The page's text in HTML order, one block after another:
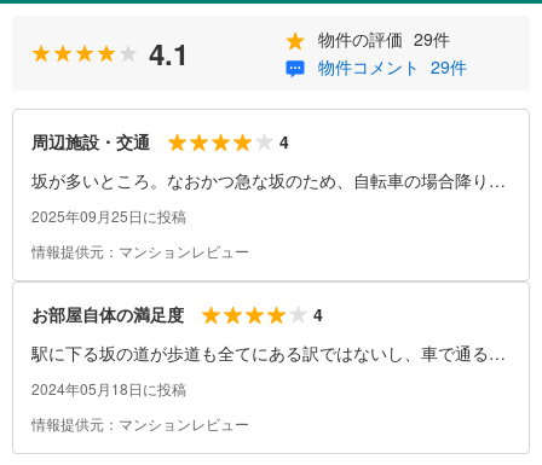
4.1 物件の評価 29件
物件コメント 29件
周辺施設・交通
4
坂が多いところ。なおかつ急な坂のため、自転車の場合降りる
に登ることは困難。
2025年09月25日に投稿
情報提供元：マンションレビュー
お部屋自体の満足度
4
駅に下る坂の道が歩道も全てにある訳ではないし、車で通るに
も少し狭く感じている。
2024年05月18日に投稿
情報提供元：マンションレビュー